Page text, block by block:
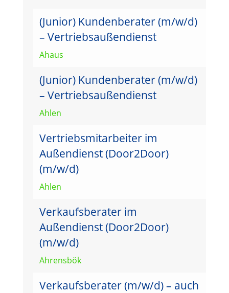
(Junior) Kundenberater (m/w/d)
– Vertriebsaußendienst
Ahaus
(Junior) Kundenberater (m/w/d)
– Vertriebsaußendienst
Ahlen
Vertriebsmitarbeiter im
Außendienst (Door2Door)
(m/w/d)
Ahlen
Verkaufsberater im
Außendienst (Door2Door)
(m/w/d)
Ahrensbök
Verkaufsberater (m/w/d) – auch